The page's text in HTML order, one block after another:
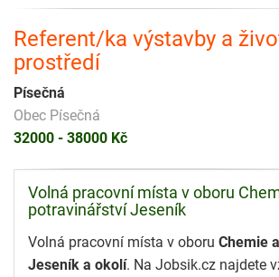
Referent/ka výstavby a
prostředí
Písečná
Obec Písečná
32000 - 38000 Kč
Volná pracovní místa v oboru
potravinářství Jeseník
Volná pracovní místa v oboru Chemie
Jeseník a okolí. Na Jobsik.cz najdete